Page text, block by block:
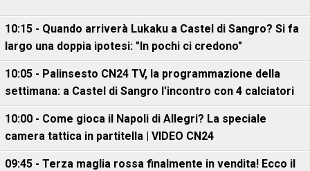
10:15 - Quando arriverà Lukaku a Castel di Sangro? Si fa
largo una doppia ipotesi: "In pochi ci credono"
10:05 - Palinsesto CN24 TV, la programmazione della
settimana: a Castel di Sangro l'incontro con 4 calciatori
10:00 - Come gioca il Napoli di Allegri? La speciale
camera tattica in partitella | VIDEO CN24
09:45 - Terza maglia rossa finalmente in vendita! Ecco il